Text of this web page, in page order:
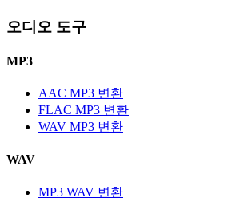
오디오 도구
MP3
AAC MP3 변환
FLAC MP3 변환
WAV MP3 변환
WAV
MP3 WAV 변환